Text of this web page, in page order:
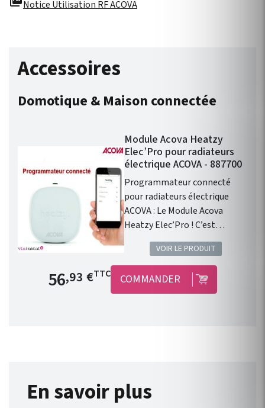
Notice Utilisation RF ACOVA
Accessoires
Domotique & Maison connectée
Module Acova Heatzy
Elec’Pro pour radiateurs
électrique ACOVA - 887700
Programmateur connecté
pour radiateurs électrique
ACOVA : Le Module Acova
Heatzy Elec’Pro ! C’est
l’accessoire qui vous
permettra de transformer les
radiateurs électriques équipés
d’un fil pilote en produits
connectés : jusqu’à 3
équipé d’un fil pilote. Il est
compatible avec une nouvelle
VOIR LE PRODUIT
Prix de base
56,93 €TTC COMMANDER
En savoir plus